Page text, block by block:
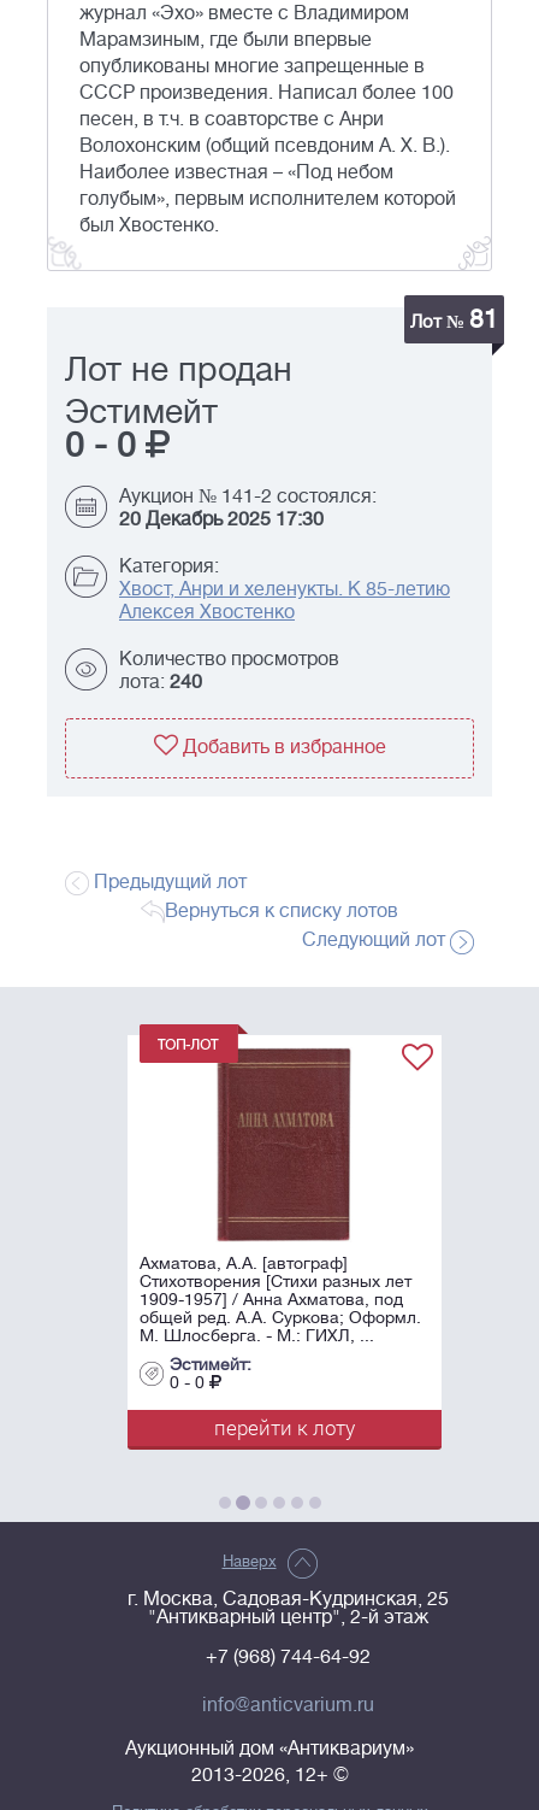
журнал «Эхо» вместе с Владимиром
Марамзиным, где были впервые
опубликованы многие запрещенные в
СССР произведения. Написал более 100
песен, в т.ч. в соавторстве с Анри
Волохонским (общий псевдоним А. Х. В.).
Наиболее известная – «Под небом
голубым», первым исполнителем которой
был Хвостенко.
Лот № 81
Лот не продан
Эстимейт
0 - 0
Аукцион № 141-2 состоялся:
20 Декабрь 2025 17:30
Категория:
Хвост, Анри и хеленукты. К 85-летию
Алексея Хвостенко
Количество просмотров
лота: 240
Добавить в избранное
Предыдущий лот
Вернуться к списку лотов
Следующий лот
Ахматова, А.А. [автограф]
Стихотворения [Стихи разных лет
1909-1957] / Анна Ахматова, под
общей ред. А.А. Суркова; Оформл.
М. Шлосберга. - М.: ГИХЛ, ...
Эстимейт:
0 - 0
перейти к лоту
Наверх
г. Москва, Садовая-Кудринская, 25
"Антикварный центр", 2-й этаж
+7 (968) 744-64-92
info@anticvarium.ru
Аукционный дом «Антиквариум»
2013-2026, 12+ ©